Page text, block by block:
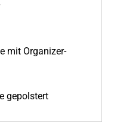
mit Organizer-
gepolstert